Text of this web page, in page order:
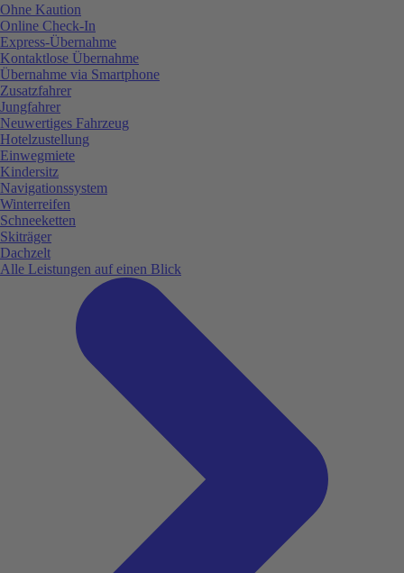
Ohne Kaution
Online Check-In
Express-Übernahme
Kontaktlose Übernahme
Übernahme via Smartphone
Zusatzfahrer
Jungfahrer
Neuwertiges Fahrzeug
Hotelzustellung
Einwegmiete
Kindersitz
Navigationssystem
Winterreifen
Schneeketten
Skiträger
Dachzelt
Alle Leistungen auf einen Blick